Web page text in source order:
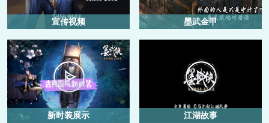
宣传视频 墨武金甲
新时装展示 江湖故事